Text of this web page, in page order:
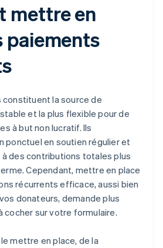
mettre en
paiements
la source de
et la plus flexible pour de
à but non lucratif. Ils
ponctuel en soutien régulier et
des contributions totales plus
Cependant, mettre en place
récurrents efficace, aussi bien
donateurs, demande plus
cocher sur votre formulaire.
mettre en place, de la